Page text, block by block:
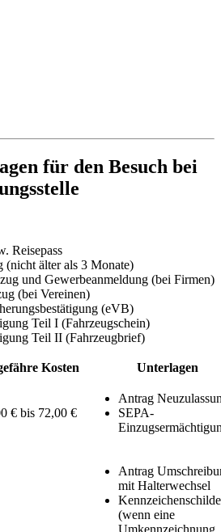
für den Besuch bei
Reisepass
(nicht älter als 3 Monate)
und Gewerbeanmeldung (bei Firmen)
(bei Vereinen)
(eVB)
Teil I (Fahrzeugschein)
Teil II (Fahrzeugbrief)
Kosten Unterlagen
€ bis 72,00 €
Antrag
SEPA-
Antrag
mit Halterwechsel
(wenn eine
Umkennzeichnung